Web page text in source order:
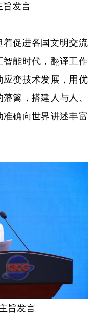
旨发言
促进各国文明交流
能时代，翻译工作
变技术发展，用优
篱，搭建人与人、
确向世界讲述丰富
旨发言